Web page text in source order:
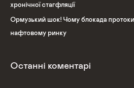
хронічної стагфляції
Ормузький шок! Чому блокада
нафтовому ринку
Останні коментарі